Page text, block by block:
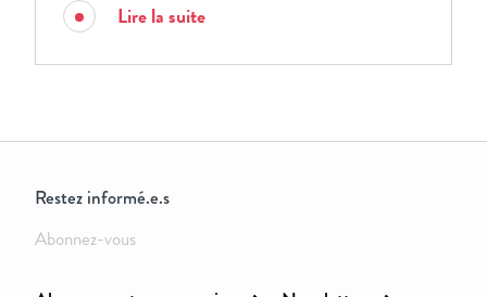
Lire la suite
Restez informé.e.s
Abonnez-vous